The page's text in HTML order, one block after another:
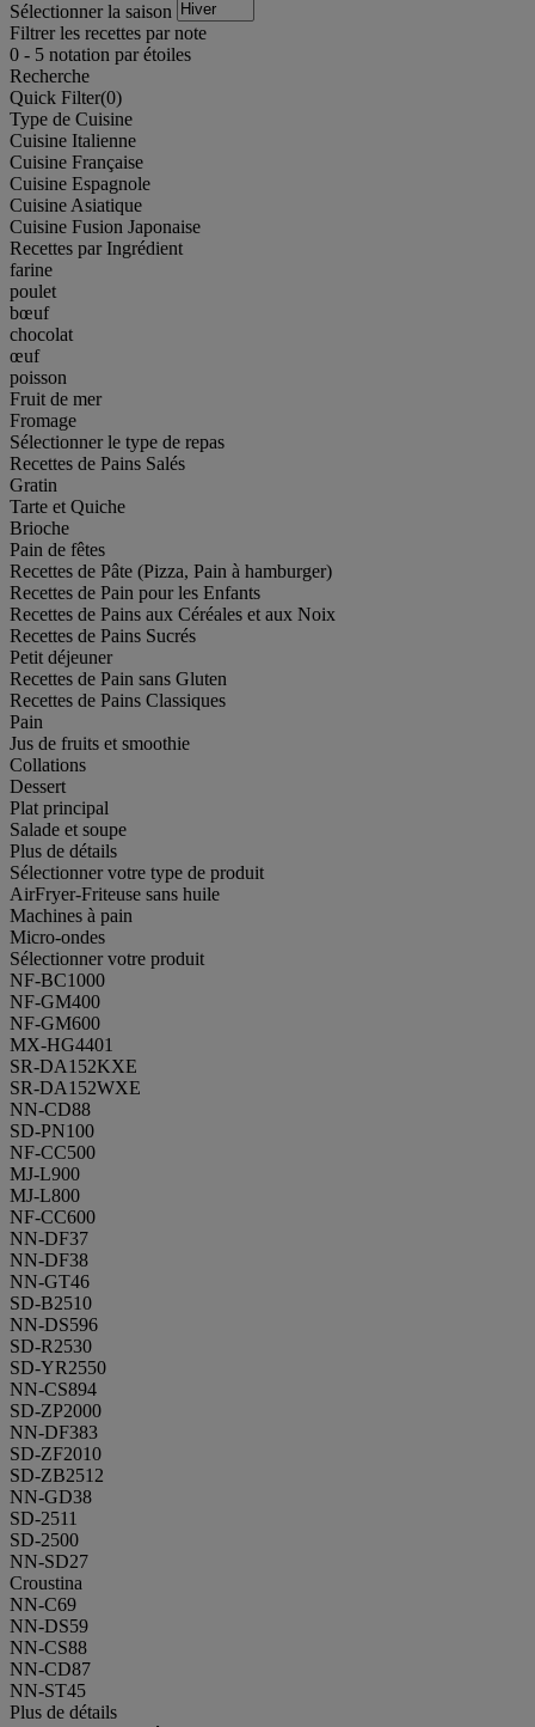
Sélectionner la saison
Filtrer les recettes par note
0 - 5 notation par étoiles
Recherche
Quick Filter(0)
Type de Cuisine
Cuisine Italienne
Cuisine Française
Cuisine Espagnole
Cuisine Asiatique
Cuisine Fusion Japonaise
Recettes par Ingrédient
farine
poulet
bœuf
chocolat
œuf
poisson
Fruit de mer
Fromage
Sélectionner le type de repas
Recettes de Pains Salés
Gratin
Tarte et Quiche
Brioche
Pain de fêtes
Recettes de Pâte (Pizza, Pain à hamburger)
Recettes de Pain pour les Enfants
Recettes de Pains aux Céréales et aux Noix
Recettes de Pains Sucrés
Petit déjeuner
Recettes de Pain sans Gluten
Recettes de Pains Classiques
Pain
Jus de fruits et smoothie
Collations
Dessert
Plat principal
Salade et soupe
Plus de détails
Sélectionner votre type de produit
AirFryer-Friteuse sans huile
Machines à pain
Micro-ondes
Sélectionner votre produit
NF-BC1000
NF-GM400
NF-GM600
MX-HG4401
SR-DA152KXE
SR-DA152WXE
NN-CD88
SD-PN100
NF-CC500
MJ-L900
MJ-L800
NF-CC600
NN-DF37
NN-DF38
NN-GT46
SD-B2510
NN-DS596
SD-R2530
SD-YR2550
NN-CS894
SD-ZP2000
NN-DF383
SD-ZF2010
SD-ZB2512
NN-GD38
SD-2511
SD-2500
NN-SD27
Croustina
NN-C69
NN-DS59
NN-CS88
NN-CD87
NN-ST45
Plus de détails